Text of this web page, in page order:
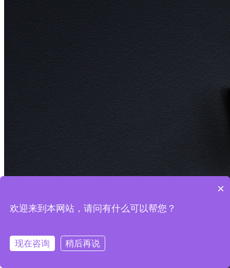
×
欢迎来到本网站，请问有什么可以帮您？
现在咨询 稍后再说